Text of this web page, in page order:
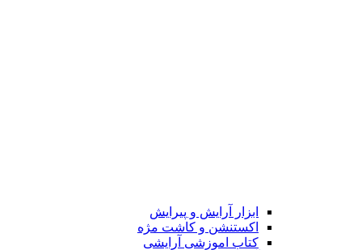
ابزار آرایش و پیرایش
اکستنشن و کاشت مژه
کتاب اموزشی آرایشی